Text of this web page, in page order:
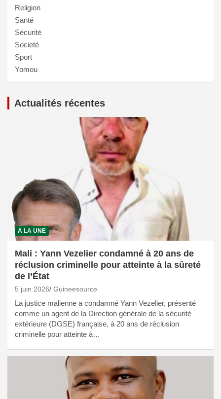
Religion
Santé
Sécurité
Societé
Sport
Yomou
Actualités récentes
A LA UNE
Mali : Yann Vezelier condamné à 20 ans de
réclusion criminelle pour atteinte à la sûreté
de l’État
5 juin 2026 Guineesource
La justice malienne a condamné Yann Vezelier, présenté
comme un agent de la Direction générale de la sécurité
extérieure (DGSE) française, à 20 ans de réclusion
criminelle pour atteinte à…